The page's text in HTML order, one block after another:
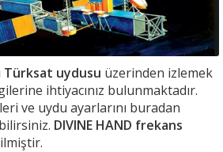
Türksat uydusu üzerinden izlemek
ihtiyacınız bulunmaktadır.
ve uydu ayarlarını buradan
DIVINE HAND frekans